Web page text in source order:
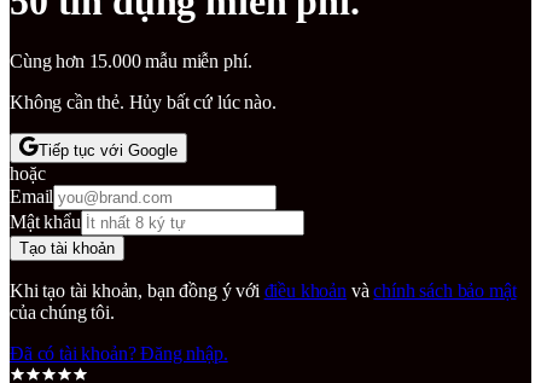
Cùng hơn 15.000 mẫu miễn phí.
Không cần thẻ. Hủy bất cứ lúc nào.
Tiếp tục với Google
hoặc
Email
Mật khẩu
Tạo tài khoản
Khi tạo tài khoản, bạn đồng ý với điều khoản vàchính sách bảo mật
của chúng tôi.
Đã có tài khoản? Đăng nhập.